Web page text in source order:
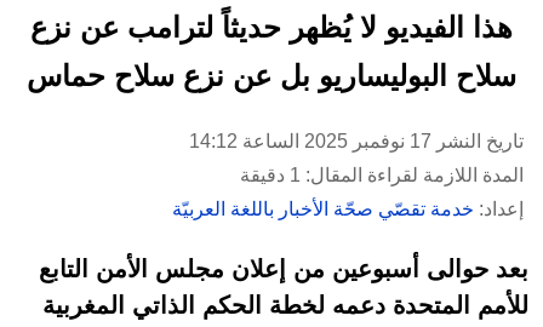
هذا الفيديو لا يُظهر حديثاً لترامب عن نزع
سلاح البوليساريو بل عن نزع سلاح حماس
تاريخ النشر 17 نوفمبر 2025 الساعة 14:12
المدة اللازمة لقراءة المقال: 1 دقيقة
إعداد: خدمة تقصّي صحّة الأخبار باللغة العربيّة
بعد حوالى أسبوعين من إعلان مجلس الأمن التابع
للأمم المتحدة دعمه لخطة الحكم الذاتي المغربية